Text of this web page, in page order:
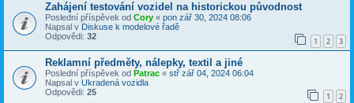
Zahájení testování vozidel na historickou původnost
Poslední příspěvek od Cory « pon zář 30, 2024 08:06
Napsal v Diskuse k modelové řadě
Odpovědi: 32 1 2 3
Reklamní předměty, nálepky, textil a jiné
Poslední příspěvek od Patrac « stř zář 04, 2024 06:04
Napsal v Ukradená vozidla
Odpovědi: 25 1 2